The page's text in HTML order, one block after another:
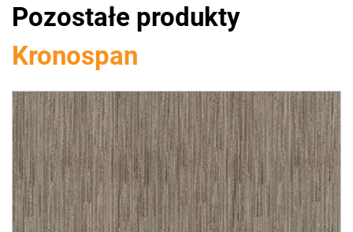
Pozostałe produkty
Kronospan